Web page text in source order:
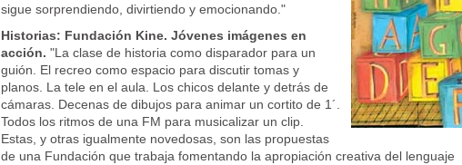
sigue sorprendiendo, divirtiendo y emocionando."
Historias: Fundación Kine. Jóvenes imágenes en
acción. "La clase de historia como disparador para un
guión. El recreo como espacio para discutir tomas y
planos. La tele en el aula. Los chicos delante y detrás de
cámaras. Decenas de dibujos para animar un cortito de 1´.
Todos los ritmos de una FM para musicalizar un clip.
Estas, y otras igualmente novedosas, son las propuestas
de una Fundación que trabaja fomentando la apropiación creativa del lenguaje